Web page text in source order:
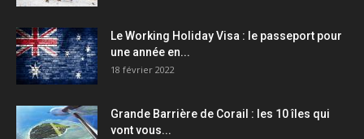
Le Working Holiday Visa : le passeport pour
une année en...
18 février 2022
Grande Barrière de Corail : les 10 îles qui
vont vous...